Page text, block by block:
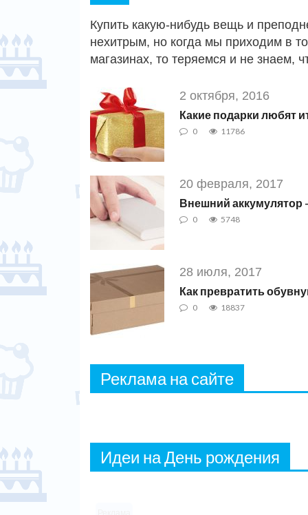
Купить какую-нибудь вещь и
нехитрым, но когда мы приходим в
магазинах, то теряемся и не знаем,
2 октября, 2016
Какие подарки любят
0 11786
20 февраля, 2017
Внешний аккумулятор
0 5748
28 июля, 2017
Как превратить
0 18837
Реклама на сайте
Идеи на День рождения